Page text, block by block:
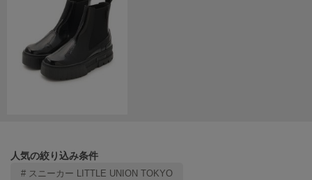
キーン
le coq sportif
人気の絞り込み条件
# スニーカー LITTLE UNION TOKYO